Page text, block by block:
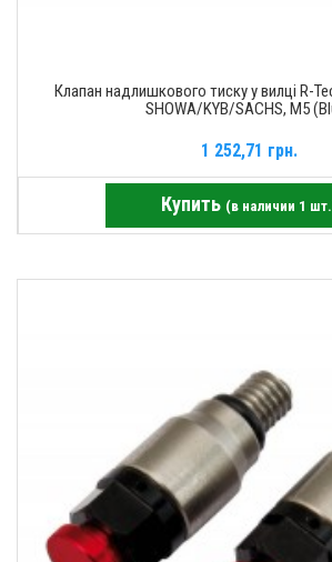
Клапан надлишкового тиску у вилці R-
SHOWA/KYB/SACHS, M5
1 252,71 грн.
Купить (в наличии 1